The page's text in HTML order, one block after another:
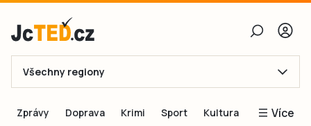
E-mail
Všechny regiony
Zprávy Doprava Krimi Sport Kultura Více